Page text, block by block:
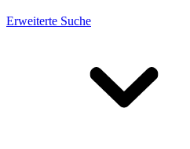
Erweiterte Suche